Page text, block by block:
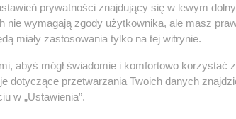
prywatności znajdujący się w lewym
nie wymagają zgody użytkownika, ale masz
miały zastosowania tylko na tej witrynie.
abyś mógł świadomie i komfortowo korzystać
dotyczące przetwarzania Twoich danych
w „Ustawienia”.